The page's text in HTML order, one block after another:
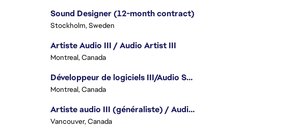
Sound Designer (12-month contract)
Stockholm, Sweden
Artiste Audio III / Audio Artist III
Montreal, Canada
Développeur de logiciels III/Audio Software Developer III - Battlefield
Montreal, Canada
Artiste audio III (généraliste) / Audio Artist III - Generalist
Vancouver, Canada